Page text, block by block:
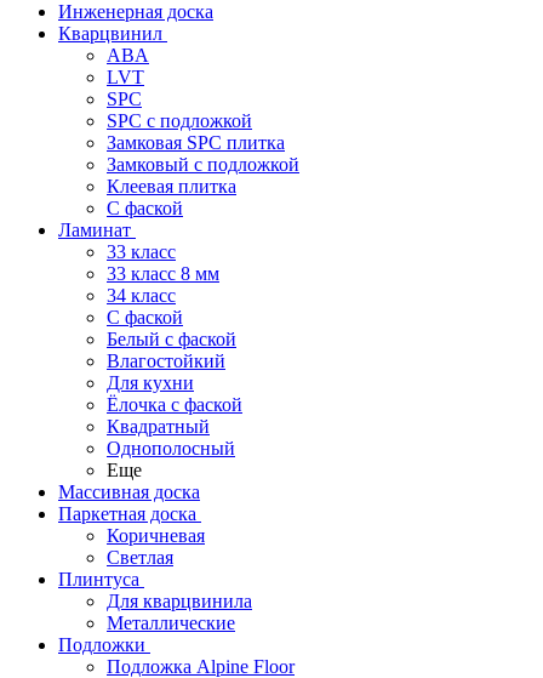
Инженерная доска
Кварцвинил
ABA
LVT
SPC
SPC с подложкой
Замковая SPC плитка
Замковый с подложкой
Клеевая плитка
С фаской
Ламинат
33 класс
33 класс 8 мм
34 класс
C фаской
Белый с фаской
Влагостойкий
Для кухни
Ёлочка с фаской
Квадратный
Однополосный
Еще
Массивная доска
Паркетная доска
Коричневая
Светлая
Плинтуса
Для кварцвинила
Металлические
Подложки
Подложка Alpine Floor